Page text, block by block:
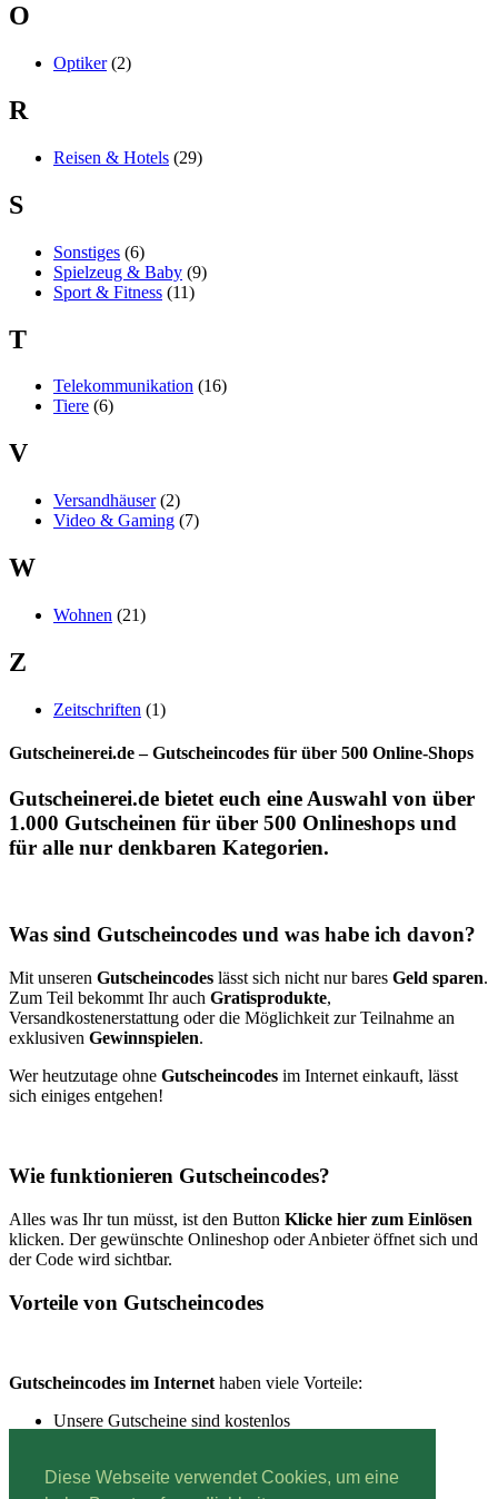
Diese Webseite verwendet Cookies, um eine
O
Optiker(2)
R
Reisen & Hotels (29)
S
Sonstiges (6)
Spielzeug & Baby (9)
Sport & Fitness (11)
T
Telekommunikation (16)
Tiere (6)
V
Versandhäuser(2)
Video & Gaming (7)
W
Wohnen (21)
Z
Zeitschriften (1)
Gutscheinerei.de – Gutscheincodes für über 500 Online-Shops
Gutscheinerei.de bietet euch eine Auswahl von über
1.000 Gutscheinen für über 500 Onlineshops und
für alle nur denkbaren Kategorien.
Was sind Gutscheincodes und was habe ich davon?
Mit unseren Gutscheincodes lässt sich nicht nur bares Geld sparen.
Zum Teil bekommt Ihr auch Gratisprodukte,
Versandkostenerstattung oder die Möglichkeit zur Teilnahme an
exklusiven Gewinnspielen.
Wer heutzutage ohne Gutscheincodes im Internet einkauft, lässt
sich einiges entgehen!
Wie funktionieren Gutscheincodes?
Alles was Ihr tun müsst, ist den Button Klicke hier zum Einlösen
klicken. Der gewünschte Onlineshop oder Anbieter öffnet sich und
der Code wird sichtbar.
Vorteile von Gutscheincodes
Gutscheincodes im Internethaben viele Vorteile:
Unsere Gutscheine sind kostenlos